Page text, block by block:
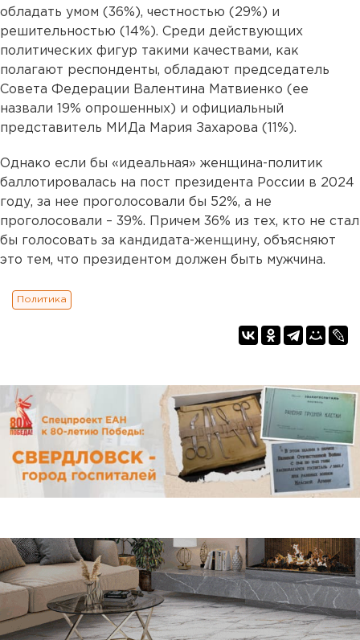
обладать умом (36%), честностью (29%) и
решительностью (14%). Среди действующих
политических фигур такими качествами, как
полагают респонденты, обладают председатель
Совета Федерации Валентина Матвиенко (ее
назвали 19% опрошенных) и официальный
представитель МИДа Мария Захарова (11%).
Однако если бы «идеальная» женщина-политик
баллотировалась на пост президента России в 2024
году, за нее проголосовали бы 52%, а не
проголосовали – 39%. Причем 36% из тех, кто не стал
бы голосовать за кандидата-женщину, объясняют
это тем, что президентом должен быть мужчина.
Политика